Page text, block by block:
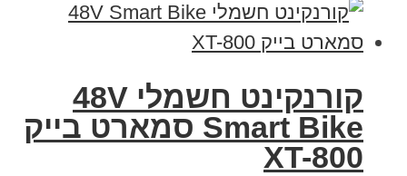
קורנקינט חשמלי 48V
Smart Bike סמארט בייק
XT-800